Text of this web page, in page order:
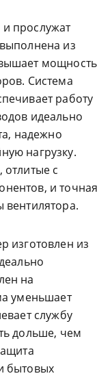
прослужат
из
мощность
Система
работу
идеально
надежно
нагрузку.
с
и точная
вентилятора.
изготовлен из
на
уменьшает
службу
дольше, чем
бытовых